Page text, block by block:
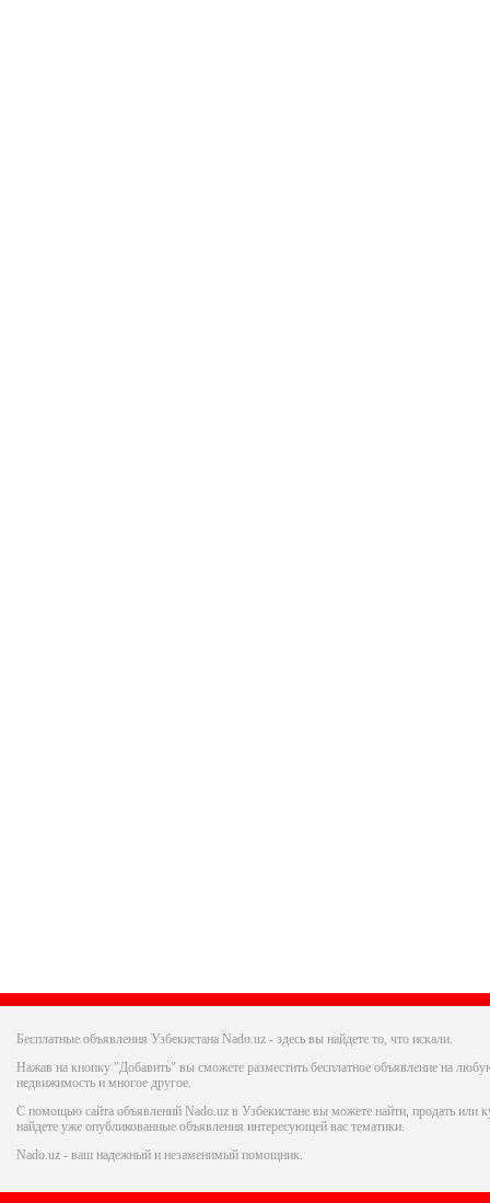
Бесплатные объявления Узбекистана Nado.uz - здесь вы найдете то, что искали.
Нажав на кнопку "Добавить" вы сможете разместить бесплатное объявление на
недвижимость и многое другое.
С помощью сайта объявлений Nado.uz в Узбекистане вы можете найти, продать или
найдете уже опубликованные объявления интересующей вас тематики.
Nado.uz - ваш надежный и незаменимый помощник.